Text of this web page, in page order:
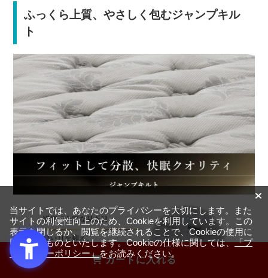
カートに入れる
ふっくら上質、やさしく包むジャンプキル
ト
当サイトでは、あなたのプライバシーを大切にします。また
サイトの利便性向上のため、Cookieを利用しています。この
表示を閉じるか、閲覧を継続されることで、Cookieの使用に
同意するものといたします。Cookieの仕様に関しては、「プ
ライバシーポリシー」をお読みください。